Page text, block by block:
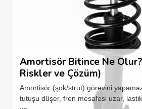
Amortisör Bitince Ne
Riskler ve Çözüm)
Amortisör (şok/strut) görevini
tutuşu düşer, fren mesafesi uzar,